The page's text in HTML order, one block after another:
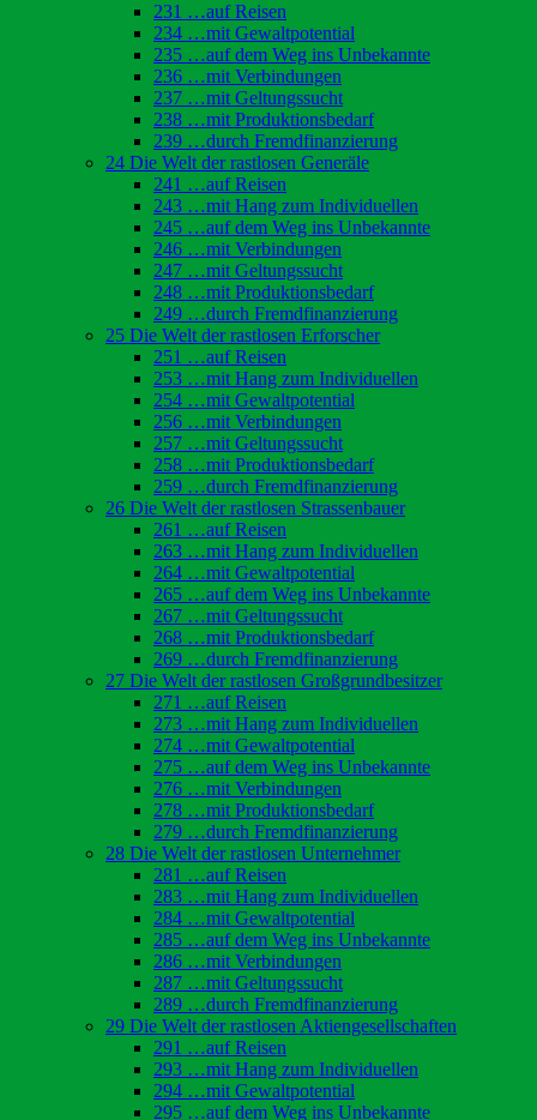
231 …auf Reisen
234 …mit Gewaltpotential
235 …auf dem Weg ins Unbekannte
236 …mit Verbindungen
237 …mit Geltungssucht
238 …mit Produktionsbedarf
239 …durch Fremdfinanzierung
24 Die Welt der rastlosen Generäle
241 …auf Reisen
243 …mit Hang zum Individuellen
245 …auf dem Weg ins Unbekannte
246 …mit Verbindungen
247 …mit Geltungssucht
248 …mit Produktionsbedarf
249 …durch Fremdfinanzierung
25 Die Welt der rastlosen Erforscher
251 …auf Reisen
253 …mit Hang zum Individuellen
254 …mit Gewaltpotential
256 …mit Verbindungen
257 …mit Geltungssucht
258 …mit Produktionsbedarf
259 …durch Fremdfinanzierung
26 Die Welt der rastlosen Strassenbauer
261 …auf Reisen
263 …mit Hang zum Individuellen
264 …mit Gewaltpotential
265 …auf dem Weg ins Unbekannte
267 …mit Geltungssucht
268 …mit Produktionsbedarf
269 …durch Fremdfinanzierung
27 Die Welt der rastlosen Großgrundbesitzer
271 …auf Reisen
273 …mit Hang zum Individuellen
274 …mit Gewaltpotential
275 …auf dem Weg ins Unbekannte
276 …mit Verbindungen
278 …mit Produktionsbedarf
279 …durch Fremdfinanzierung
28 Die Welt der rastlosen Unternehmer
281 …auf Reisen
283 …mit Hang zum Individuellen
284 …mit Gewaltpotential
285 …auf dem Weg ins Unbekannte
286 …mit Verbindungen
287 …mit Geltungssucht
289 …durch Fremdfinanzierung
29 Die Welt der rastlosen Aktiengesellschaften
291 …auf Reisen
293 …mit Hang zum Individuellen
294 …mit Gewaltpotential
295 …auf dem Weg ins Unbekannte